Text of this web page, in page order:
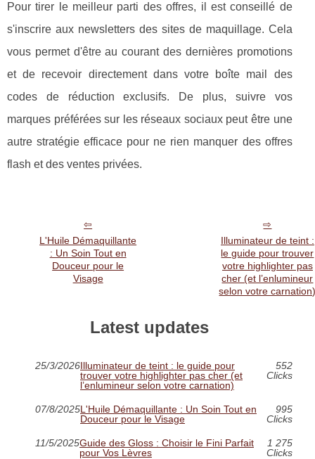
Pour tirer le meilleur parti des offres, il est conseillé de
s'inscrire aux newsletters des sites de maquillage. Cela
vous permet d'être au courant des dernières promotions
et de recevoir directement dans votre boîte mail des
codes de réduction exclusifs. De plus, suivre vos
marques préférées sur les réseaux sociaux peut être une
autre stratégie efficace pour ne rien manquer des offres
flash et des ventes privées.
L'Huile Démaquillante
: Un Soin Tout en
Douceur pour le
Visage
Illuminateur de teint :
le guide pour trouver
votre highlighter pas
cher (et l’enlumineur
selon votre
Latest updates
25/3/2026Illuminateur de teint : le guide pour
trouver votre highlighter pas cher (et
l’enlumineur selon votre carnation)
552
Clicks
07/8/2025L'Huile Démaquillante : Un Soin Tout en
Douceur pour le Visage
995
Clicks
11/5/2025Guide des Gloss : Choisir le Fini Parfait
pour Vos Lèvres
1 275
Clicks